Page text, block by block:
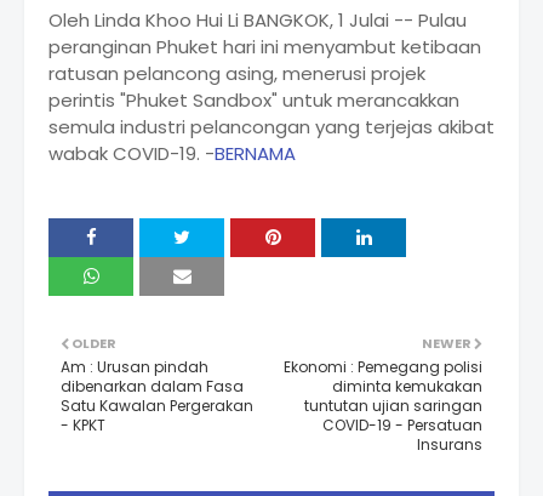
Oleh Linda Khoo Hui Li BANGKOK, 1 Julai -- Pulau
peranginan Phuket hari ini menyambut ketibaan
ratusan pelancong asing, menerusi projek
perintis "Phuket Sandbox" untuk merancakkan
semula industri pelancongan yang terjejas akibat
wabak COVID-19. -BERNAMA
NEWER
Ekonomi : Pemegang polisi
diminta kemukakan
tuntutan ujian saringan
COVID-19 - Persatuan
Insurans
OLDER
Am : Urusan pindah
dibenarkan dalam Fasa
Satu Kawalan Pergerakan
- KPKT